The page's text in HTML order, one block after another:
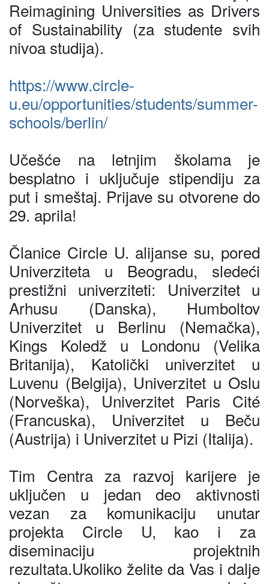
Reimagining Universities as Drivers
of Sustainability (za studente svih
nivoa studija).
https://www.circle-
u.eu/opportunities/students/summer-
schools/berlin/
Učešće na letnjim školama je
besplatno i uključuje stipendiju za
put i smeštaj. Prijave su otvorene do
29. aprila!
Članice Circle U. alijanse su, pored
Univerziteta u Beogradu, sledeći
prestižni univerziteti: Univerzitet u
Arhusu (Danska), Humboltov
Univerzitet u Berlinu (Nemačka),
Kings Koledž u Londonu (Velika
Britanija), Katolički univerzitet u
Luvenu (Belgija), Univerzitet u Oslu
(Norveška), Univerzitet Paris Cité
(Francuska), Univerzitet u Beču
(Austrija) i Univerzitet u Pizi (Italija).
Tim Centra za razvoj karijere je
uključen u jedan deo aktivnosti
vezan za komunikaciju unutar
projekta Circle U, kao i za
diseminaciju projektnih
rezultata.Ukoliko želite da Vas i dalje